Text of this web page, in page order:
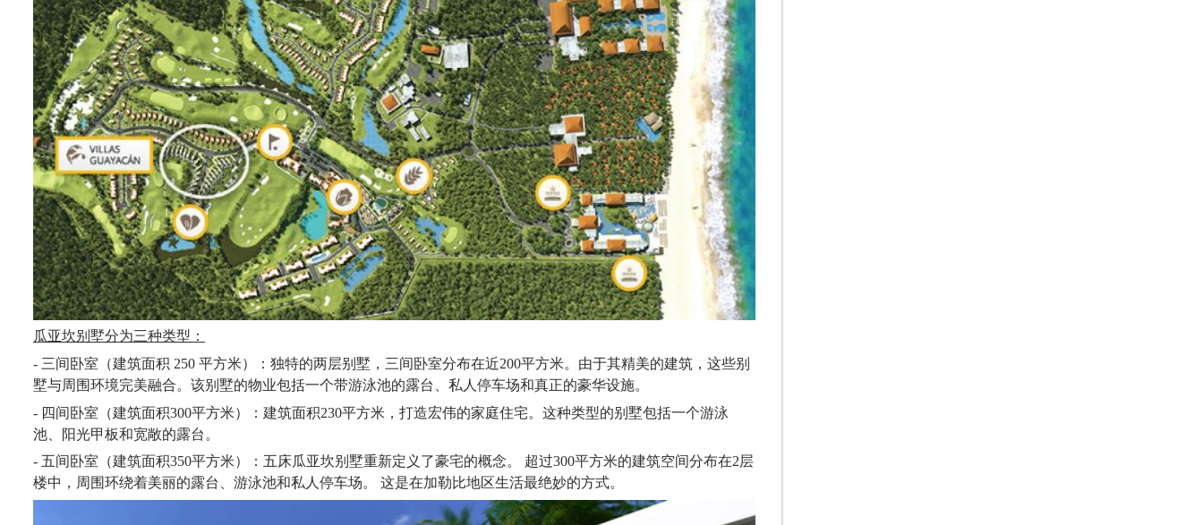
瓜亚坎别墅分为三种类型：
- 三间卧室（建筑面积 250 平方米）：独特的两层别墅，三间卧室分布在近200平方米。由于其精美的建筑，这些别
墅与周围环境完美融合。该别墅的物业包括一个带游泳池的露台、私人停车场和真正的豪华设施。
- 四间卧室（建筑面积300平方米）：建筑面积230平方米， 打造宏伟的家庭住宅。这种类型的别墅包括一个游泳
池、阳光甲板和宽敞的露台。
- 五间卧室（建筑面积350平方米）：五床瓜亚坎别墅重新定义了豪宅的概念。 超过300平方米的建筑空间分布在2层
楼中，周围环绕着美丽的露台、游泳池和私人停车场。 这是在加勒比地区生活最绝妙的方式。